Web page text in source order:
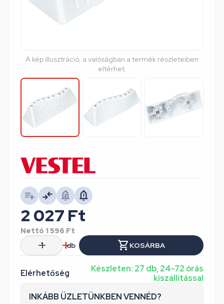
A kép illusztráció, a valóságban a termék részleteiben
eltérhet.
Elérhetőség
Készleten: 27 db, 24-72 órás
kiszállítással
INKÁBB ÜZLETÜNKBEN VENNÉD?
2 027 Ft
Nettó 1 596 Ft
db
KOSÁRBA